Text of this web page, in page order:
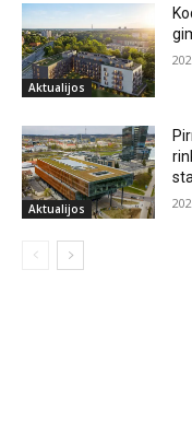
Aktualijos
Aktualijos